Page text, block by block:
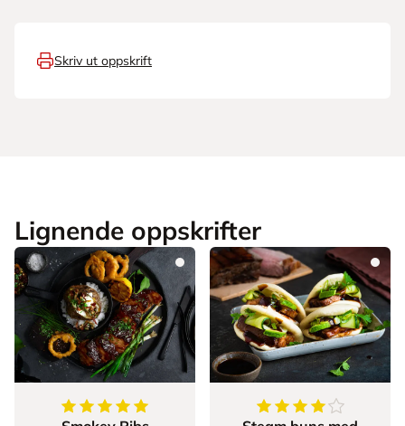
Skriv ut oppskrift
Lignende oppskrifter
5av5stjerner
4.875av5stjerner